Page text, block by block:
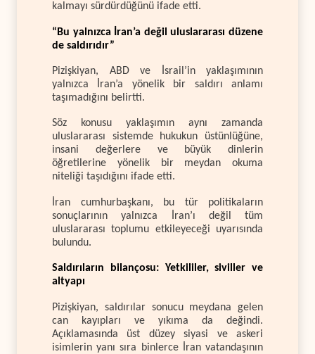
kalmayı sürdürdüğünü ifade etti.
“Bu yalnızca İran’a değil uluslararası düzene
de saldırıdır”
Pizişkiyan, ABD ve İsrail’in yaklaşımının
yalnızca İran’a yönelik bir saldırı anlamı
taşımadığını belirtti.
Söz konusu yaklaşımın aynı zamanda
uluslararası sistemde hukukun üstünlüğüne,
insani değerlere ve büyük dinlerin
öğretilerine yönelik bir meydan okuma
niteliği taşıdığını ifade etti.
İran cumhurbaşkanı, bu tür politikaların
sonuçlarının yalnızca İran’ı değil tüm
uluslararası toplumu etkileyeceği uyarısında
bulundu.
Saldırıların bilançosu: Yetkililer, siviller ve
altyapı
Pizişkiyan, saldırılar sonucu meydana gelen
can kayıpları ve yıkıma da değindi.
Açıklamasında üst düzey siyasi ve askeri
isimlerin yanı sıra binlerce İran vatandaşının